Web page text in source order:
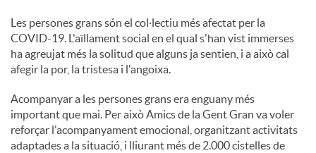
Les persones grans són el col·lectiu més afectat per la
COVID-19. L'aïllament social en el qual s'han vist immerses
ha agreujat més la solitud que alguns ja sentien, i a això cal
afegir la por, la tristesa i l'angoixa.
Acompanyar a les persones grans era enguany més
important que mai. Per això Amics de la Gent Gran va voler
reforçar l'acompanyament emocional, organitzant activitats
adaptades a la situació, i lliurant més de 2.000 cistelles de